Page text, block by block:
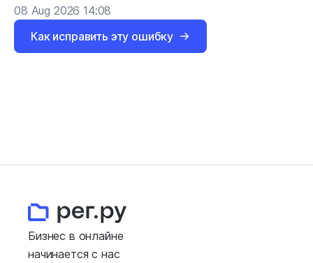
08 Aug 2026 14:08
Как исправить эту ошибку
Бизнес в онлайне
начинается с нас